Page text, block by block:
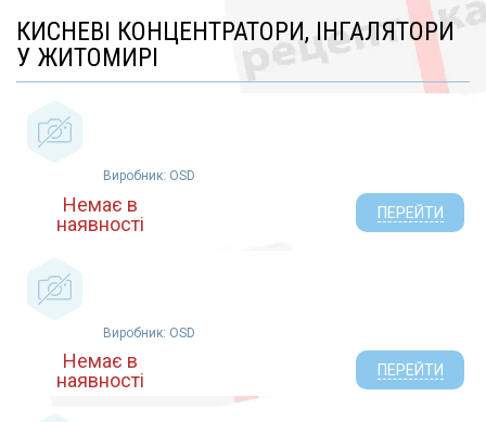
Omron (5)
Dr.Frei (2)
VEGA (4)
Dr. Frei (5)
Dongguan Aidisy (1)
Не указан (20)
Диас (2)
КИСНЕВІ КОНЦЕНТРАТОРИ, ІНГАЛЯТОРИ
У ЖИТОМИРІ
Виробник: OSD
Немає в
наявності
ПЕРЕЙТИ
Виробник: OSD
Немає в
наявності
ПЕРЕЙТИ